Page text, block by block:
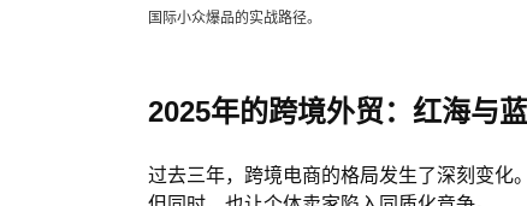
国际小众爆品的实战路径。
2025年的跨境外贸：红海与
过去三年，跨境电商的格局发生了深刻变化